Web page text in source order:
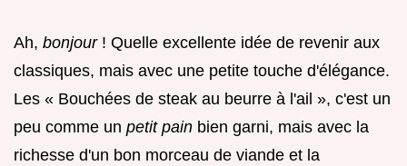
Ah, bonjour ! Quelle excellente idée de revenir aux
classiques, mais avec une petite touche d'élégance.
Les « Bouchées de steak au beurre à l'ail », c'est un
peu comme un petit pain bien garni, mais avec la
richesse d'un bon morceau de viande et la